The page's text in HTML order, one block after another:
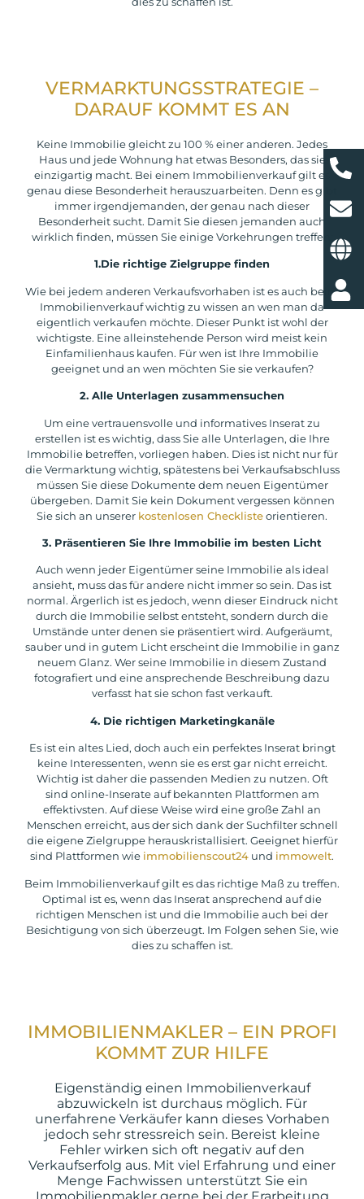
VERMARKTUNGSSTRATEGIE –
DARAUF KOMMT ES AN
Keine Immobilie gleicht zu 100 % einer anderen. Jedes
Haus und jede Wohnung hat etwas Besonders, das sie
einzigartig macht. Bei einem Immobilienverkauf gilt es
genau diese Besonderheit herauszuarbeiten. Denn es gibt
immer irgendjemanden, der genau nach dieser
Besonderheit sucht. Damit Sie diesen jemanden auch
wirklich finden, müssen Sie einige Vorkehrungen treffen:
1.Die richtige Zielgruppe finden
Wie bei jedem anderen Verkaufsvorhaben ist es auch beim
Immobilienverkauf wichtig zu wissen an wen man da
eigentlich verkaufen möchte. Dieser Punkt ist wohl der
wichtigste. Eine alleinstehende Person wird meist kein
Einfamilienhaus kaufen. Für wen ist Ihre Immobilie
geeignet und an wen möchten Sie sie verkaufen?
2. Alle Unterlagen zusammensuchen
Um eine vertrauensvolle und informatives Inserat zu
erstellen ist es wichtig, dass Sie alle Unterlagen, die Ihre
Immobilie betreffen, vorliegen haben. Dies ist nicht nur für
die Vermarktung wichtig, spätestens bei Verkaufsabschluss
müssen Sie diese Dokumente dem neuen Eigentümer
übergeben. Damit Sie kein Dokument vergessen können
Sie sich an unserer kostenlosen Checklisteorientieren.
3. Präsentieren Sie Ihre Immobilie im besten Licht
Auch wenn jeder Eigentümer seine Immobilie als ideal
ansieht, muss das für andere nicht immer so sein. Das ist
normal. Ärgerlich ist es jedoch, wenn dieser Eindruck nicht
durch die Immobilie selbst entsteht, sondern durch die
Umstände unter denen sie präsentiert wird. Aufgeräumt,
sauber und in gutem Licht erscheint die Immobilie in ganz
neuem Glanz. Wer seine Immobilie in diesem Zustand
fotografiert und eine ansprechende Beschreibung dazu
verfasst hat sie schon fast verkauft.
4. Die richtigen Marketingkanäle
Es ist ein altes Lied, doch auch ein perfektes Inserat bringt
keine Interessenten, wenn sie es erst gar nicht erreicht.
Wichtig ist daher die passenden Medien zu nutzen. Oft
sind online-Inserate auf bekannten Plattformen am
effektivsten. Auf diese Weise wird eine große Zahl an
Menschen erreicht, aus der sich dank der Suchfilter schnell
die eigene Zielgruppe herauskristallisiert. Geeignet hierfür
sind Plattformen wie immobilienscout24 und immowelt.
Beim Immobilienverkauf gilt es das richtige Maß zu treffen.
Optimal ist es, wenn das Inserat ansprechend auf die
richtigen Menschen ist und die Immobilie auch bei der
Besichtigung von sich überzeugt. Im Folgen sehen Sie, wie
dies zu schaffen ist.
IMMOBILIENMAKLER – EIN PROFI
KOMMT ZUR HILFE
Eigenständig einen Immobilienverkauf
abzuwickeln ist durchaus möglich. Für
unerfahrene Verkäufer kann dieses Vorhaben
jedoch sehr stressreich sein. Bereist kleine
Fehler wirken sich oft negativ auf den
Verkaufserfolg aus. Mit viel Erfahrung und einer
Menge Fachwissen unterstützt Sie ein